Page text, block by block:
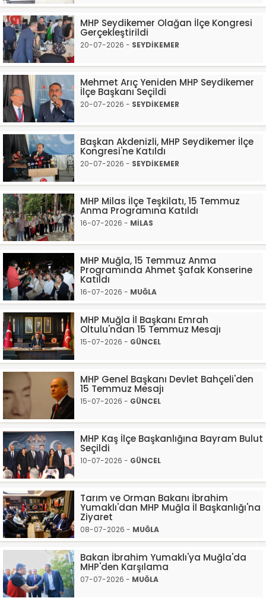
MHP Seydikemer Olağan İlçe Kongresi
Gerçekleştirildi
20-07-2026 - SEYDİKEMER
Mehmet Arıç Yeniden MHP Seydikemer
İlçe Başkanı Seçildi
20-07-2026 - SEYDİKEMER
Başkan Akdenizli, MHP Seydikemer İlçe
Kongresi'ne Katıldı
20-07-2026 - SEYDİKEMER
MHP Milas İlçe Teşkilatı, 15 Temmuz
Anma Programına Katıldı
16-07-2026 - MİLAS
MHP Muğla, 15 Temmuz Anma
Programında Ahmet Şafak Konserine
Katıldı
16-07-2026 - MUĞLA
MHP Muğla İl Başkanı Emrah
Oltulu'ndan 15 Temmuz Mesajı
15-07-2026 - GÜNCEL
MHP Genel Başkanı Devlet Bahçeli'den
15 Temmuz Mesajı
15-07-2026 - GÜNCEL
MHP Kaş İlçe Başkanlığına Bayram Bulut
Seçildi
10-07-2026 - GÜNCEL
Tarım ve Orman Bakanı İbrahim
Yumaklı'dan MHP Muğla İl Başkanlığı'na
Ziyaret
08-07-2026 - MUĞLA
Bakan İbrahim Yumaklı'ya Muğla'da
MHP'den Karşılama
07-07-2026 - MUĞLA